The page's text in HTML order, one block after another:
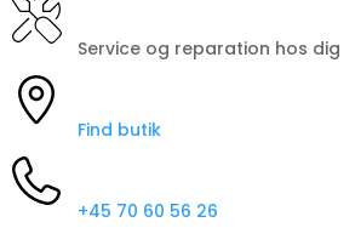
Service og reparation hos dig
Find butik
+45 70 60 56 26